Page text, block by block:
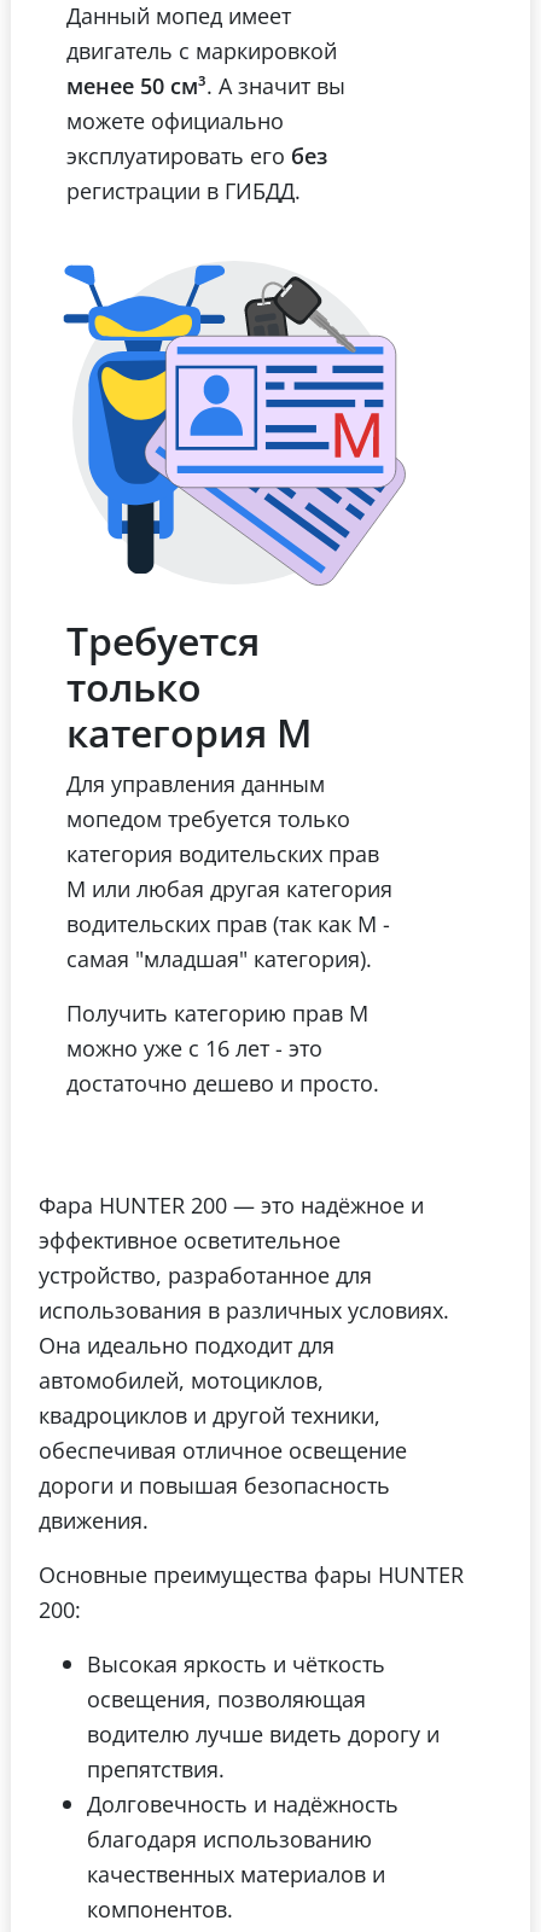
Данный мопед имеет
двигатель с маркировкой
менее 50 см³. А значит вы
можете официально
эксплуатировать его без
регистрации в ГИБДД.
Требуется
только
категория М
Для управления данным
мопедом требуется только
категория водительских прав
М или любая другая категория
водительских прав (так как М -
самая "младшая" категория).
Получить категорию прав М
можно уже с 16 лет - это
достаточно дешево и просто.
Фара HUNTER 200 — это надёжное и
эффективное осветительное
устройство, разработанное для
использования в различных условиях.
Она идеально подходит для
автомобилей, мотоциклов,
квадроциклов и другой техники,
обеспечивая отличное освещение
дороги и повышая безопасность
движения.
Основные преимущества фары HUNTER
200:
Высокая яркость и чёткость
освещения, позволяющая
водителю лучше видеть дорогу и
препятствия.
Долговечность и надёжность
благодаря использованию
качественных материалов и
компонентов.